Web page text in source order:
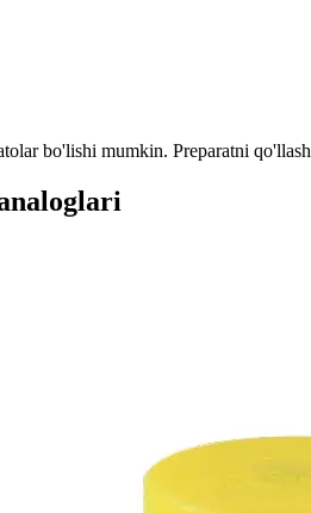
bo'lishi mumkin. Preparatni